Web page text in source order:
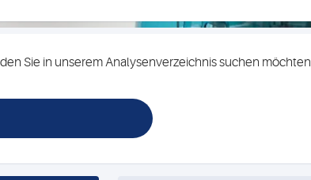
Sie in unserem Analysenverzeichnis suchen möchten